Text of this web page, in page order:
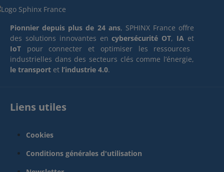
Pionnier depuis plus de 24 ans, SPHINX France offre
des solutions innovantes encybersécurité OT, IA et
IoT pour connecter et optimiser les ressources
industrielles dans des secteurs clés comme l’énergie,
le transport et l’industrie 4.0.
Liens utiles
Cookies
Conditions générales d'utilisation